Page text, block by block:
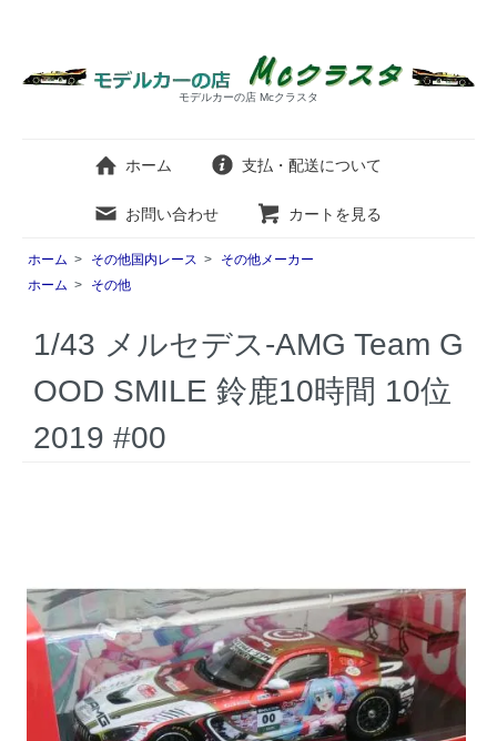
モデルカーの店 Mcクラスタ
ホーム 支払・配送について
お問い合わせ カートを見る
ホーム > その他国内レース >
その他メーカー
ホーム > その他
1/43 メルセデス-AMG Team G
OOD SMILE 鈴鹿10時間 10位
2019 #00